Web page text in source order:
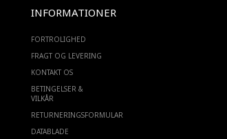
INFORMATIONER
FORTROLIGHED
FRAGT OG LEVERING
KONTAKT OS
BETINGELSER &
VILKÅR
RETURNERINGSFORMULAR
DATABLADE